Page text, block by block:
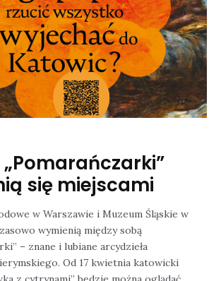
„Pomarańczarki”
się miejscami
w Warszawie i Muzeum Śląskie w
wymienią między sobą
– znane i lubiane arcydzieła
Od 17 kwietnia katowicki